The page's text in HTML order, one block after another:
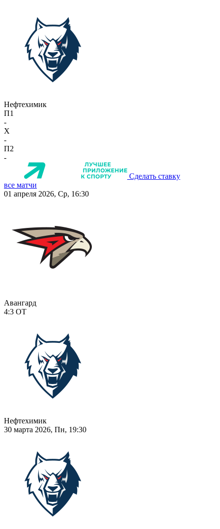
Нефтехимик
П1
-
X
-
П2
-
Сделать ставку
все матчи
01 апреля 2026, Ср, 16:30
Авангард
4:3 ОТ
Нефтехимик
30 марта 2026, Пн, 19:30